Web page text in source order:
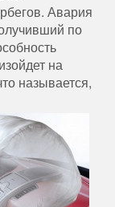
Авария
по
на
называется,